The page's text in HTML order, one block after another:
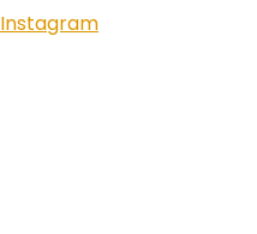
Instagram